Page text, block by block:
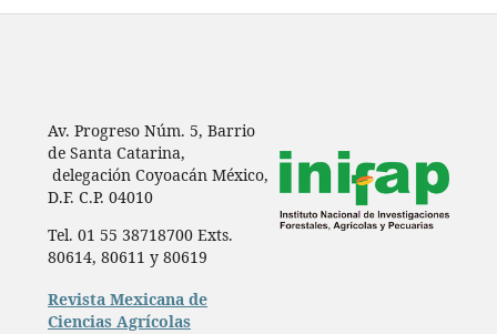
Av. Progreso Núm. 5, Barrio
de Santa Catarina,
delegación Coyoacán México,
D.F. C.P. 04010
Tel. 01 55 38718700 Exts.
80614, 80611 y 80619
Revista Mexicana de
Ciencias Agrícolas